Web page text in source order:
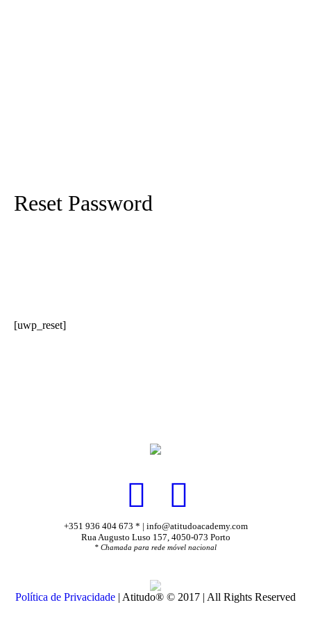
Reset Password
[uwp_reset]
+351 936 404 673 * | info@atitudoacademy.com
Rua Augusto Luso 157, 4050-073 Porto
* Chamada para rede móvel nacional
Política de Privacidade | Atitudo® © 2017 | All Rights Reserved